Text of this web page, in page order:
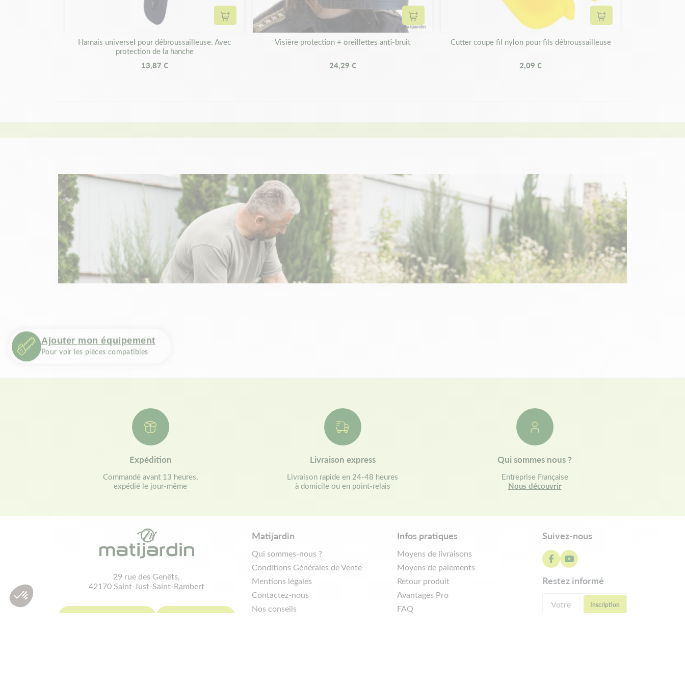
Ajouter mon équipement
Pour voir les pièces compatibles
Ajouter au panier
Harnais universel pour débroussailleuse. Avec
protection de la hanche
13,87 €
Ajouter au panier
Visière protection + oreillettes anti-bruit
24,29 €
Ajouter au panier
Cutter coupe fil nylon pour fils débroussailleuse
2,09 €
Expédition
Commandé avant 13 heures,
expédié le jour-même
Livraison express
Livraison rapide en 24-48 heures
à domicile ou en point-relais
Qui sommes nous ?
Entreprise Française
Nous découvrir
29 rue des Genêts,
42170 Saint-Just-Saint-Rambert
Matijardin
Qui sommes-nous ?
Conditions Générales de Vente
Mentions légales
Contactez-nous
Nos conseils
Infos pratiques
Moyens de livraisons
Moyens de paiements
Retour produit
Avantages Pro
FAQ
Suivez-nous
restez informé